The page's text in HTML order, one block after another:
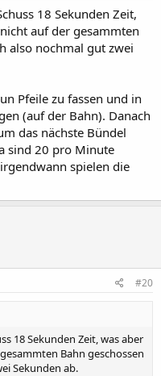
18 Sekunden Zeit,
auf der gesammten
also nochmal gut zwei
Pfeile zu fassen und in
(auf der Bahn). Danach
das nächste Bündel
sind 20 pro Minute
spielen die
#20
18 Sekunden Zeit, was aber
Bahn geschossen
Sekunden ab.